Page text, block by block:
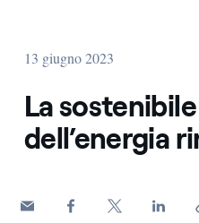
13 giugno 2023
La
dell’energia